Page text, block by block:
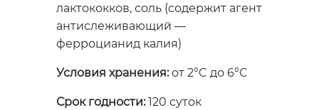
лактококков, соль (содержит агент
антислеживающий —
ферроцианид калия)
Условия хранения:от 2°C до 6°C
Срок годности:120 суток